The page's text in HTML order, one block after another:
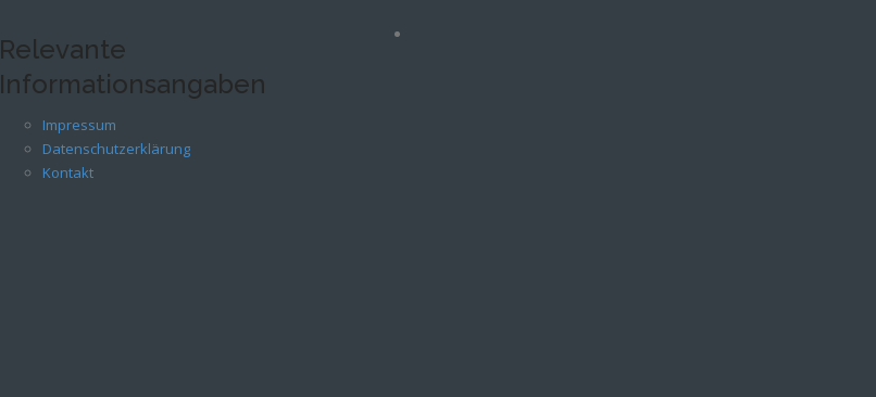
Relevante
Informationsangaben
Impressum
Datenschutzerklärung
Kontakt